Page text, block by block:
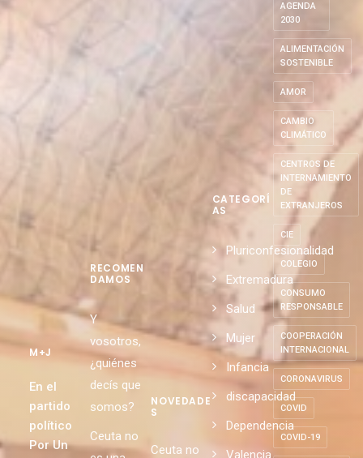
M+J
En el
partido
político
Por Un
RECOMEN
DAMOS
Y
vosotros,
¿quiénes
decís que
somos?
Ceuta no
NOVEDADE
S
Ceuta no
CATEGORÍ
AS
Pluriconfesionalidad
Extremadura
Salud
Mujer
Infancia
discapacidad
Dependencia
Valencia
AGENDA
2030
ALIMENTACIÓN
SOSTENIBLE
AMOR
CAMBIO
CLIMÁTICO
CENTROS DE
INTERNAMIENTO
DE
EXTRANJEROS
CIE
COLEGIO
CONSUMO
RESPONSABLE
COOPERACIÓN
INTERNACIONAL
CORONAVIRUS
COVID
COVID-19